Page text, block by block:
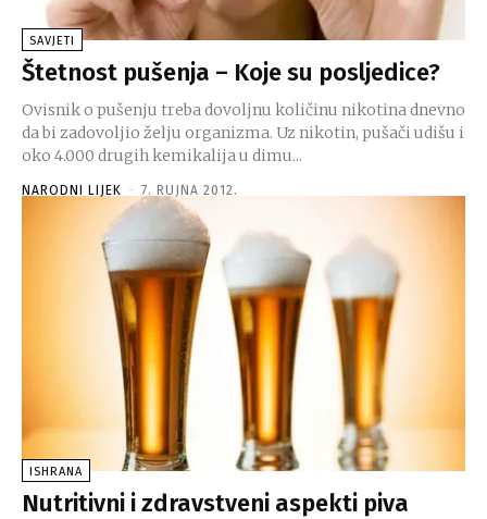
SAVJETI
Štetnost pušenja – Koje su posljedice?
Ovisnik o pušenju treba dovoljnu količinu nikotina dnevno
da bi zadovoljio želju organizma. Uz nikotin, pušači udišu i
oko 4.000 drugih kemikalija u dimu...
NARODNI LIJEK - 7. RUJNA 2012.
ISHRANA
Nutritivni i zdravstveni aspekti piva